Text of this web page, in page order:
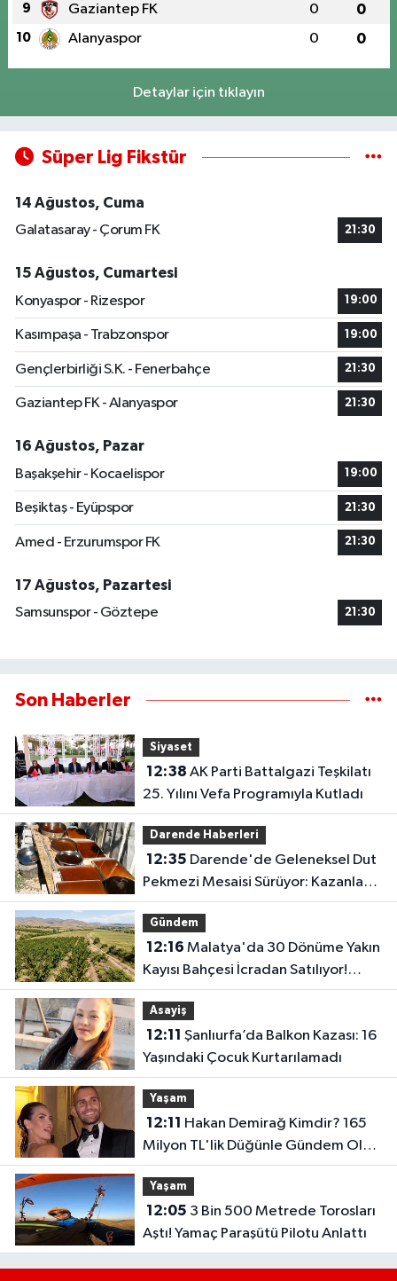
9 Gaziantep FK 0 0
10 Alanyaspor 0 0
Detaylar için tıklayın
Süper Lig Fikstür
14 Ağustos, Cuma
Galatasaray - Çorum FK
21:30
15 Ağustos, Cumartesi
Konyaspor - Rizespor
19:00
Kasımpaşa - Trabzonspor 19:00
Gençlerbirliği S.K. - Fenerbahçe 21:30
Gaziantep FK - Alanyaspor 21:30
16 Ağustos, Pazar
Başakşehir - Kocaelispor
19:00
Beşiktaş - Eyüpspor 21:30
Amed - Erzurumspor FK 21:30
17 Ağustos, Pazartesi
Samsunspor - Göztepe
21:30
Son Haberler
Siyaset
12:38
25. Yılını Vefa Programıyla Kutladı
Darende Haberleri
12:35
Pekmezi Mesaisi Sürüyor: Kazanlar
Kış Hazırlığı İçin Kaynıyor
Gündem
12:16
Kayısı Bahçesi İcradan Satılıyor!
Fiyatı Duyan Şaşırıyor
Asayiş
12:11
Yaşındaki Çocuk Kurtarılamadı
Yaşam
12:11
Milyon TL'lik Düğünle Gündem Olan
"Döner Kralı" Nereli, Ne İş Yapıyor?
Yaşam
12:05
Aştı! Yamaç Paraşütü Pilotu Anlattı